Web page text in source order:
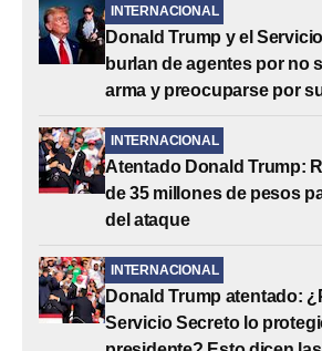
INTERNACIONAL
Donald Trump y el
burlan de agentes por no
arma y preocuparse por
INTERNACIONAL
Atentado Donald Trump:
de 35 millones de pesos
del ataque
INTERNACIONAL
Donald Trump atentado:
Servicio Secreto lo